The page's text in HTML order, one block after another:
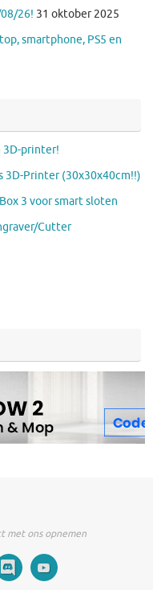
26! 31 oktober 2025
smartphone, PS5 en
3D-printer!
3D-Printer (30x30x40cm!!)
3 voor smart sloten
Cutter
met ons opnemen